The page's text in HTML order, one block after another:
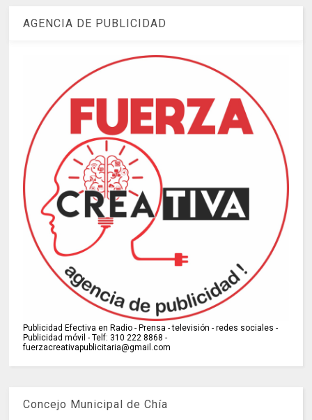
AGENCIA DE PUBLICIDAD
Publicidad Efectiva en Radio - Prensa - televisión - redes sociales -
Publicidad móvil - Telf: 310 222 8868 -
fuerzacreativapublicitaria@gmail.com
Concejo Municipal de Chía